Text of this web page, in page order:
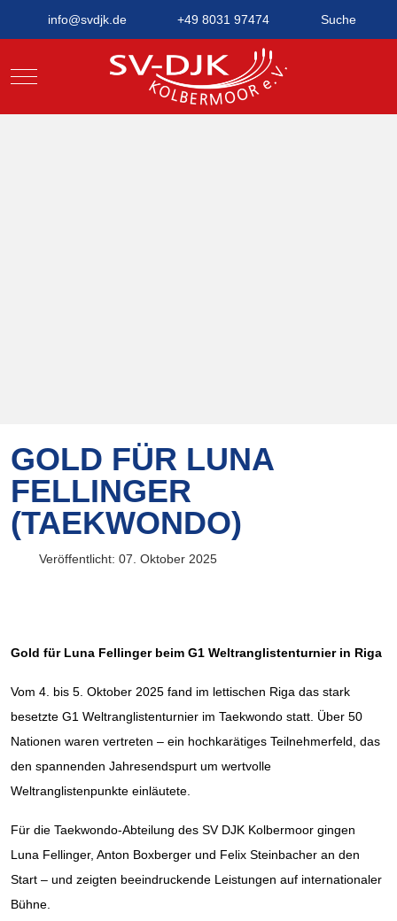
info@svdjk.de +49 8031 97474 Suche
Mobile Menu Toggle
GOLD FÜR LUNA
FELLINGER
(TAEKWONDO)
Veröffentlicht: 07. Oktober 2025
Gold für Luna Fellinger beim G1 Weltranglistenturnier in Riga
Vom 4. bis 5. Oktober 2025 fand im lettischen Riga das stark
besetzte G1 Weltranglistenturnier im Taekwondo statt. Über 50
Nationen waren vertreten – ein hochkarätiges Teilnehmerfeld, das
den spannenden Jahresendspurt um wertvolle
Weltranglistenpunkte einläutete.
Für die Taekwondo-Abteilung des SV DJK Kolbermoor gingen
Luna Fellinger, Anton Boxberger und Felix Steinbacher an den
Start – und zeigten beeindruckende Leistungen auf internationaler
Bühne.